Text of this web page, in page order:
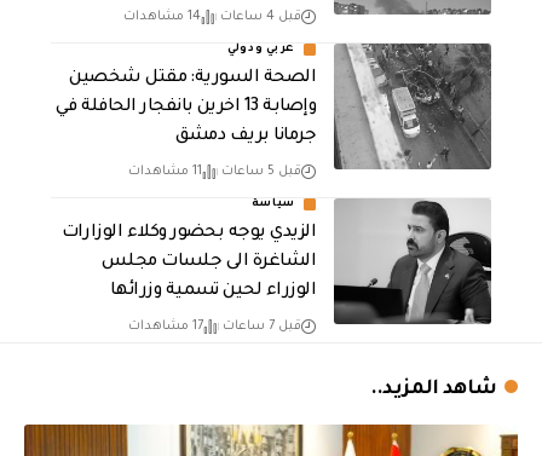
قبل 4 ساعات 14 مشاهدات
عربي ودولي
الصحة السورية: مقتل شخصين
وإصابة 13 اخرين بانفجار الحافلة في
جرمانا بريف دمشق
قبل 5 ساعات 11 مشاهدات
سياسة
الزيدي يوجه بحضور وكلاء الوزارات
الشاغرة الى جلسات مجلس
الوزراء لحين تسمية وزرائها
قبل 7 ساعات 17 مشاهدات
شاهد المزيد..